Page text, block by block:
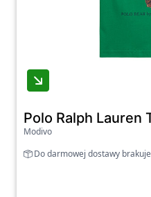
Polo Ralph
Modivo
Do darmowej dostawy brakuje